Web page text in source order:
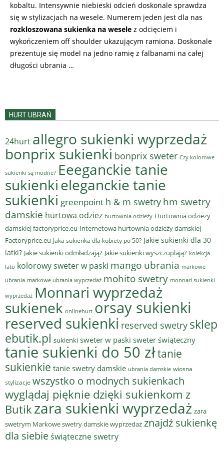
kobaltu. Intensywnie niebieski odcień doskonale sprawdza
się w stylizacjach na wesele. Numerem jeden jest dla nas
rozkloszowana sukienka na wesele z odcięciem i
wykończeniem off shoulder ukazującym ramiona. Doskonale
prezentuje się model na jedno ramię z falbanami na całej
długości ubrania …
HURT UBRAŃ
24hurt allegro sukienki wyprzedaż
bonprix sukienki bonprix sweter Czy kolorowe
sukienki są modne? Eeeganckie tanie
sukienkieleganckie tanie
sukienki greenpoint h & m swetry hm swetry
damskie hurtowa odziez hurtownia odzieży Hurtownia odzieży
damskiej factoryprice.eu Internetowa hurtownia odzieży damskiej
Factoryprice.eu Jaka sukienka dla kobiety po 50? Jakie sukienki dla 30
latki? Jakie sukienki odmładzają? Jakie sukienki wyszczuplają? kolekcja
lato kolorowy sweter w paski mango ubrania markowe
ubrania markowe ubrania wyprzedaż mohito swetry monnari sukienki
wyprzedaż Monnari wyprzedaż
sukienek onlinehurt orsay sukienki
reserved sukienki reserved swetry sklep
ebutik.pl sukienki sweter w paski sweter świąteczny
tanie sukienki do 50 złtanie
sukienkie tanie swetry damskie ubrania damskie wiosna
stylizacje wszystko o modnych sukienkach
wyglądaj pięknie dzięki sukienkom z
Butik zara sukienki wyprzedaż zara
swetrym Markowe swetry damskie wyprzedaż znajdź sukienkę
dla siebieświąteczne swetry